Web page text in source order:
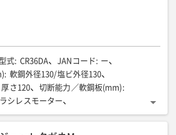
型式: CR36DA JANコード : ー
: 軟鋼外径130/塩ビ外径130
厚さ120 切断能力／軟鋼板(mm):
シレスモーター
1(回/分)}): 0〜1700